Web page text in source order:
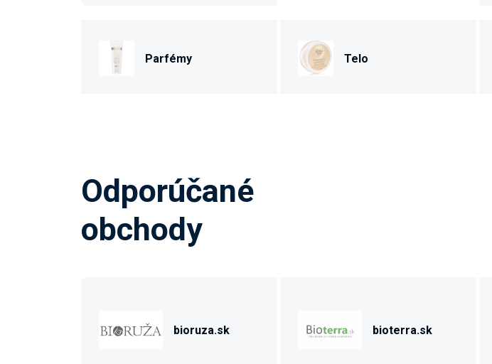
Parfémy Telo
Odporúčané
obchody
bioruza.sk bioterra.sk